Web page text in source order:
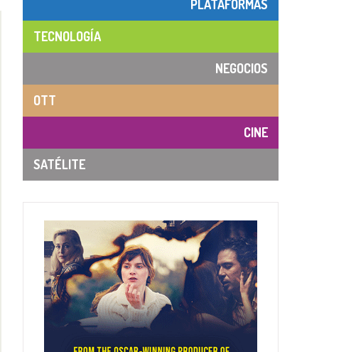
PLATAFORMAS
TECNOLOGÍA
NEGOCIOS
OTT
CINE
SATÉLITE